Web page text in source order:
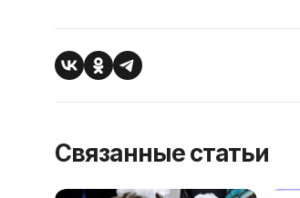
Связанные статьи